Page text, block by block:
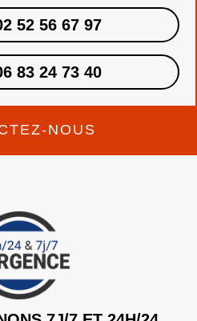
52 56 67 97
83 24 73 40
NOUS